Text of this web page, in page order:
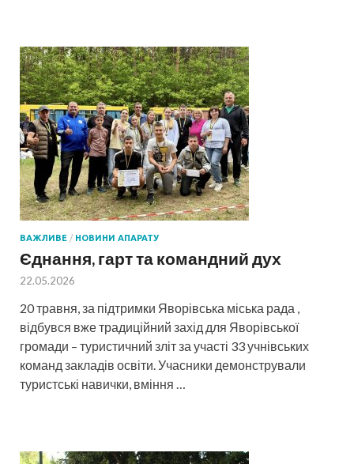
ВАЖЛИВЕ / НОВИНИ АПАРАТУ
Єднання, гарт та командний дух
22.05.2026
20 травня, за підтримки Яворівська міська рада ,
відбувся вже традиційний захід для Яворівської
громади – туристичний зліт за участі 33 учнівських
команд закладів освіти. Учасники демонстрували
туристські навички, вміння …